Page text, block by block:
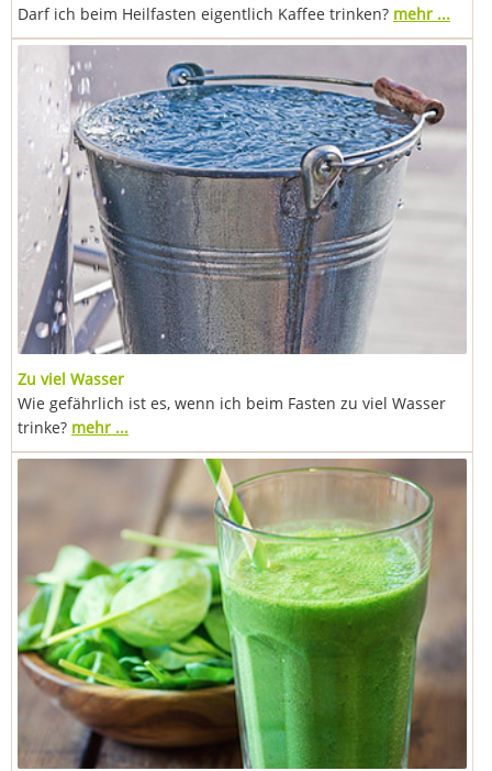
Darf ich beim Heilfasten eigentlich Kaffee trinken? mehr ...
Zu viel Wasser
Wie gefährlich ist es, wenn ich beim Fasten zu viel Wasser
trinke? mehr ...